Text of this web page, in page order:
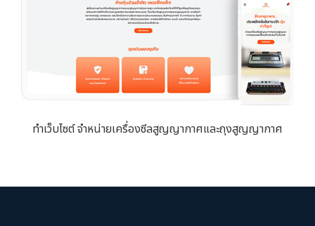
ทำเว็บไซต์ จำหน่ายเครื่องซีลสูญญากาศและถุงสูญญากาศ